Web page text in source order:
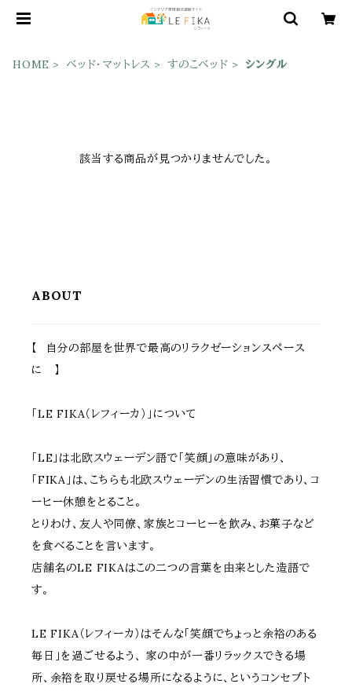
HOME ベッド・マットレス すのこベッド シングル
該当する商品が見つかりませんでした。
ABOUT
【 自分の部屋を世界で最高のリラクゼーションスペース
に 】
「LE FIKA（レフィーカ）」について
「LE」は北欧スウェーデン語で「笑顔」の意味があり、
「FIKA」は、こちらも北欧スウェーデンの生活習慣であり、コ
ーヒー休憩をとること。
とりわけ、友人や同僚、家族とコーヒーを飲み、お菓子など
を食べることを言います。
店舗名のLE FIKAはこの二つの言葉を由来とした造語で
す。
LE FIKA（レフィーカ）はそんな「笑顔でちょっと余裕のある
毎日」を過ごせるよう、 家の中が一番リラックスできる場
所、余裕を取り戻せる場所になるように、というコンセプト